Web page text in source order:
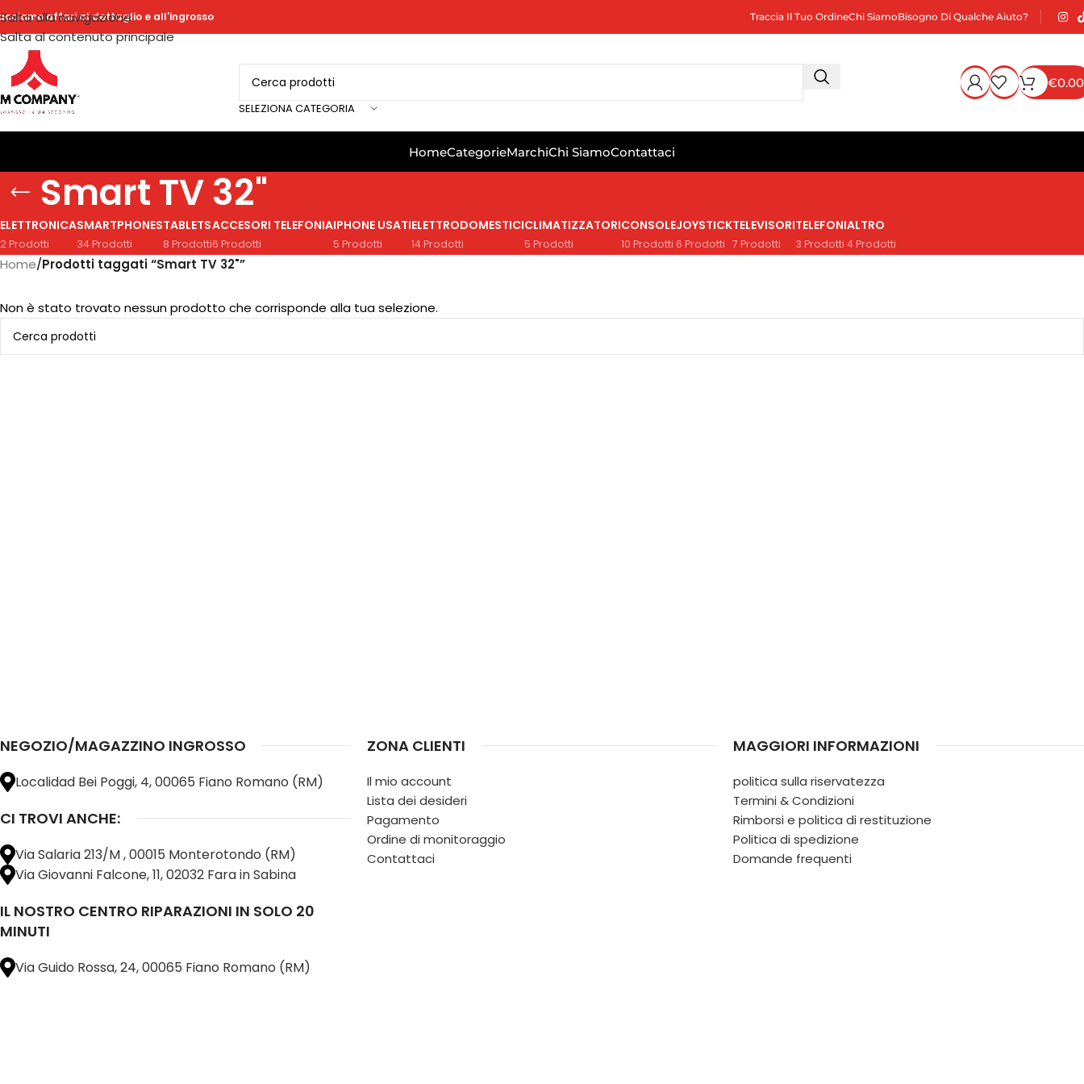
Salta alla navigazione
Salta al contenuto principale
affari al dettaglio e all'ingrosso Traccia Il Tuo OrdineChi SiamoBisogno Di Qualche Aiuto?
SELEZIONA CATEGORIA
€0.00
HomeCategorieMarchiChi SiamoContattaci
Smart TV 32"
ELETTRONICA
2 Prodotti
SMARTPHONES
34 Prodotti
TABLETS
8 Prodotti
ACCESORI TELEFONIA
6 Prodotti
IPHONE USATI
5 Prodotti
ELETTRODOMESTICI
14 Prodotti
CLIMATIZZATORI
5 Prodotti
CONSOLE
10 Prodotti
JOYSTICK
6 Prodotti
TELEVISORI
7 Prodotti
TELEFONI
3 Prodotti
ALTRO
4 Prodotti
Home/Prodotti taggati “Smart TV 32"”
Non è stato trovato nessun prodotto che corrisponde alla tua selezione.
NEGOZIO/MAGAZZINO INGROSSO
Localidad Bei Poggi, 4, 00065 Fiano Romano (RM)
CI TROVI ANCHE:
Via Salaria 213/M , 00015 Monterotondo (RM)
Via Giovanni Falcone, 11, 02032 Fara in Sabina
IL NOSTRO CENTRO RIPARAZIONI IN SOLO 20
MINUTI
Via Guido Rossa, 24, 00065 Fiano Romano (RM)
ZONA CLIENTI
Il mio account
Lista dei desideri
Pagamento
Ordine di monitoraggio
Contattaci
MAGGIORI INFORMAZIONI
politica sulla riservatezza
Termini & Condizioni
Rimborsi e politica di restituzione
Politica di spedizione
Domande frequenti